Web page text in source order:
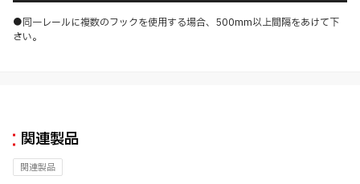
●同一レールに複数のフックを使用する場合、500mm以上間隔をあけて下
さい。
関連製品
関連製品